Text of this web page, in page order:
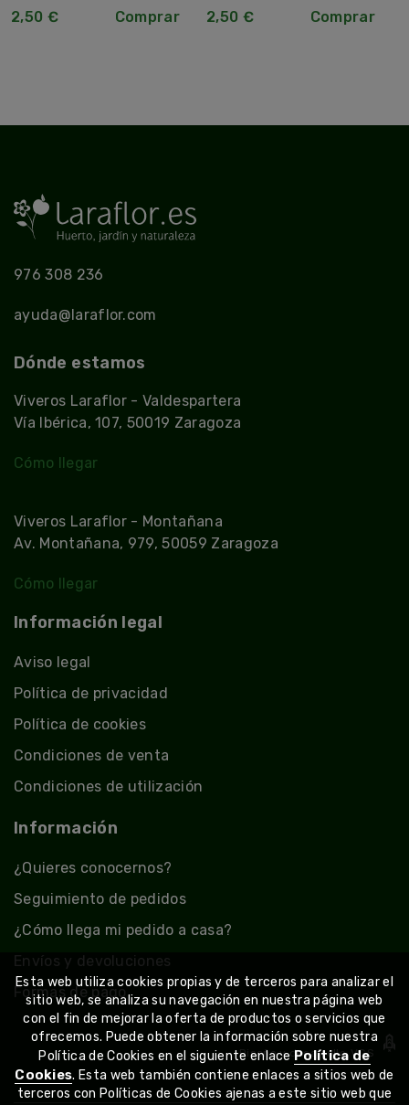
2,50 € Comprar 2,50 € Comprar
976 308 236
ayuda@laraflor.com
Dónde estamos
Viveros Laraflor - Valdespartera
Vía Ibérica, 107, 50019 Zaragoza
Cómo llegar
Viveros Laraflor - Montañana
Av. Montañana, 979, 50059 Zaragoza
Cómo llegar
Información legal
Aviso legal
Política de privacidad
Política de cookies
Condiciones de venta
Condiciones de utilización
Información
¿Quieres conocernos?
Seguimiento de pedidos
¿Cómo llega mi pedido a casa?
Envíos y devoluciones
Formas de pago
Esta web utiliza cookies propias y de terceros para analizar el
sitio web, se analiza su navegación en nuestra página web
con el fin de mejorar la oferta de productos o servicios que
ofrecemos. Puede obtener la información sobre nuestra
Política de Cookies en el siguiente enlace Política de
Cookies. Esta web también contiene enlaces a sitios web de
terceros con Políticas de Cookies ajenas a este sitio web que
Diseño y desarrollo VGS